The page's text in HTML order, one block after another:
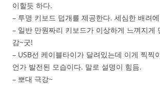
이할듯 하다.
– 투명 키보드 덥개를 제공한다. 세심한 배려
– 일반 만원짜리 키보드가 이상하게 느껴지게
감~굿!
– USB선 케이블타이가 달려있는데 이게 찍찍
언가 발전된 모습이다. 말로 설명이 힘듬.
– 뽀대 극강~